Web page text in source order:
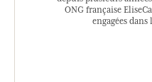
ONG française
engagées